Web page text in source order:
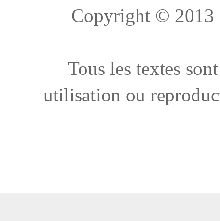
Copyright © 2013
Tous les textes
utilisation ou